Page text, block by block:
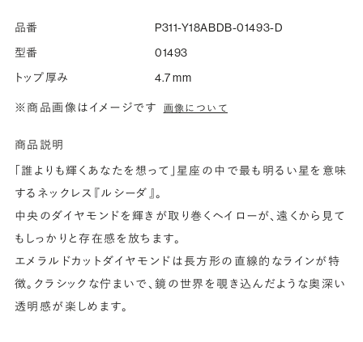
品番
P311-Y18ABDB-01493-D
型番
01493
トップ厚み
4.7 mm
※商品画像はイメージです 画像について
商品説明
「誰よりも輝くあなたを想って」星座の中で最も明るい星を意味
するネックレス『ルシーダ』。
中央のダイヤモンドを輝きが取り巻くヘイローが、遠くから見て
もしっかりと存在感を放ちます。
エメラルドカットダイヤモンドは長方形の直線的なラインが特
徴。クラシックな佇まいで、鏡の世界を覗き込んだような奥深い
透明感が楽しめます。